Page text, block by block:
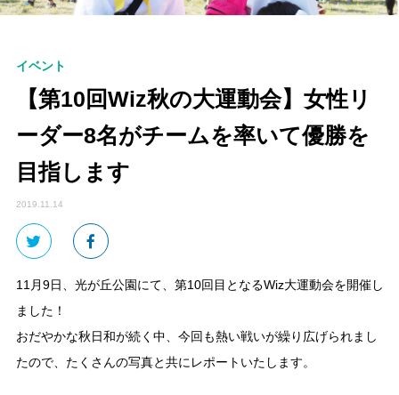
イベント
【第10回Wiz秋の大運動会】女性リ
ーダー8名がチームを率いて優勝を
目指します
2019.11.14
11月9日、光が丘公園にて、第10回目となるWiz大運動会を開催し
ました！
おだやかな秋日和が続く中、今回も熱い戦いが繰り広げられまし
たので、たくさんの写真と共にレポートいたします。